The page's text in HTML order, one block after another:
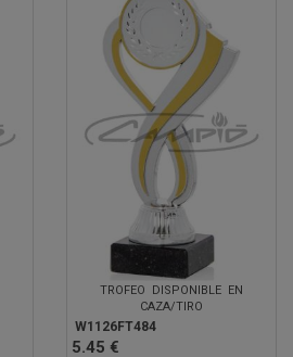
TROFEO DISPONIBLE EN
CAZA/TIRO
W1126FT484
5.45 €